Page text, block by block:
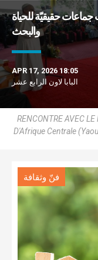
حقيقيّة للحياة
والبحث
APR 17, 2026 18:05
البابا لاون الرابع عشر
RENCONTRE AVEC
D'Afrique Centrale
فنّ وثقافة